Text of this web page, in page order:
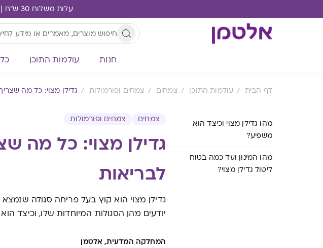
עלות משלוח 30 ש"ח | משלוח חינם ברכישה מעל 249 ₪
חנות עולמות התוכן
דף הבית עולמות התוכן צמחים צמחים ופורמולות גדילן מצוי: כל מה
מהו גדילן מצוי וכיצד הוא
משפיע?
מהו המינון ועד כמה בטוח
ליטול גדילן מצוי?
צמחים צמחים ופורמולות
גדילן מצוי: כל מה
לבריאות
גדילן מצוי הוא קוץ בעל פריחה סגולה
יודעים מהן הסגולות המיוחדות שלו, וכיצד
המחלקה המדעית, אלטמן